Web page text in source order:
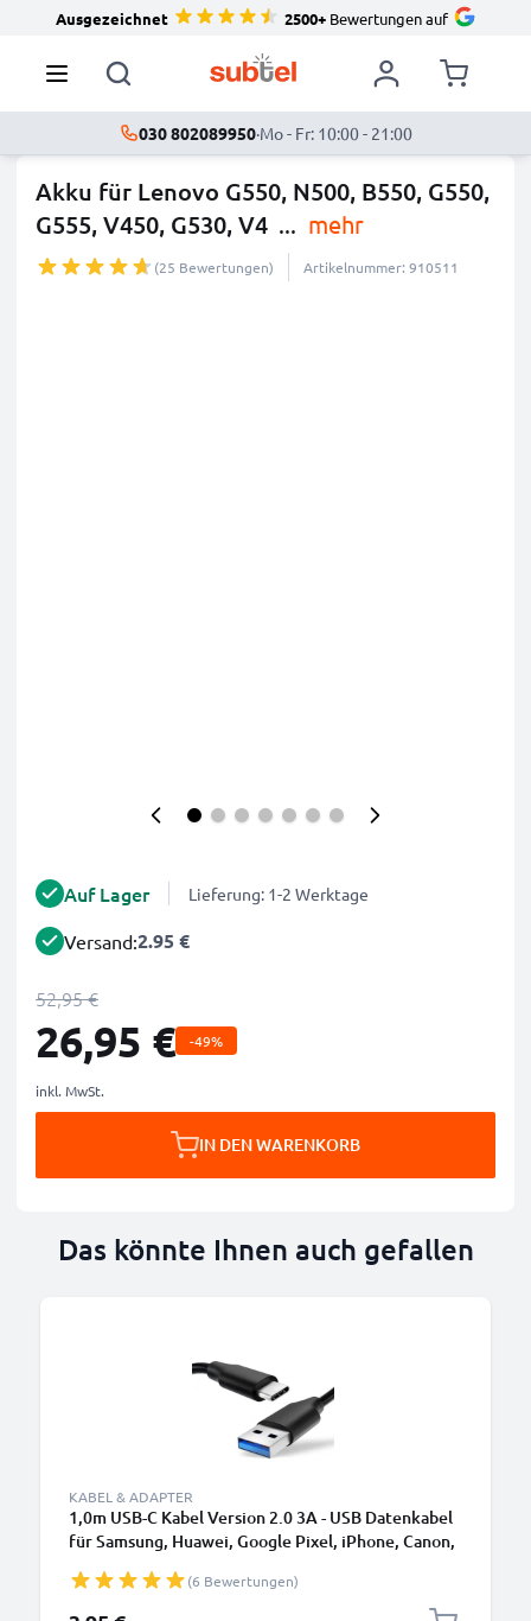
Ausgezeichnet 2500+Bewertungen auf
030 802089950·Mo - Fr: 10:00 - 21:00
Akku für Lenovo G550, N500, B550, G550,
G555, V450, G530, V4 ... mehr
(25 Bewertungen) Artikelnummer: 910511
Auf Lager Lieferung: 1-2 Werktage
Versand:2.95 €
52,95 €
26,95 € -49%
inkl. MwSt.
IN DEN WARENKORB
Das könnte Ihnen auch gefallen
KABEL & ADAPTER
1,0m USB-C Kabel Version 2.0 3A - USB Datenkabel
für Samsung, Huawei, Google Pixel, iPhone, Canon,
(6 Bewertungen)